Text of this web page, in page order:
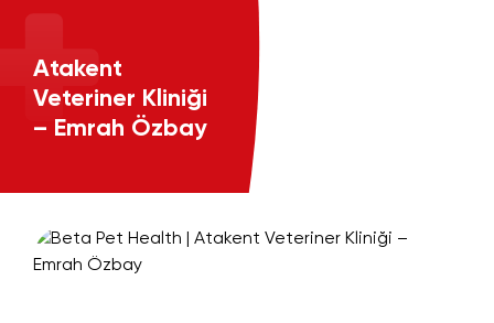
Atakent
Veteriner Kliniği
– Emrah Özbay